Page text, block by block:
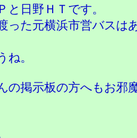
と日野ＨＴです。
った元横浜市営バスは
ね。
の掲示板の方へもお邪